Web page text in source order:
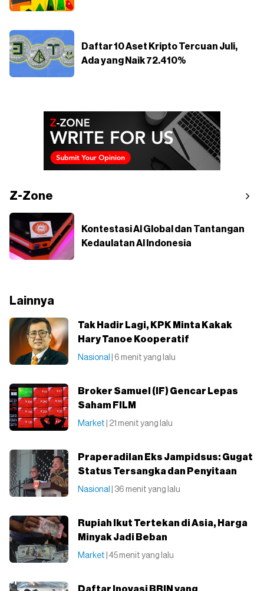
Daftar 10 Aset Kripto Tercuan Juli,
Ada yang Naik 72.410%
Z-Zone
Kontestasi AI Global dan Tantangan
Kedaulatan AI Indonesia
Lainnya
Tak Hadir Lagi, KPK Minta Kakak
Hary Tanoe Kooperatif
Nasional | 6 menit yang lalu
Broker Samuel (IF) Gencar Lepas
Saham FILM
Market | 21 menit yang lalu
Praperadilan Eks Jampidsus: Gugat
Status Tersangka dan Penyitaan
Nasional | 36 menit yang lalu
Rupiah Ikut Tertekan di Asia, Harga
Minyak Jadi Beban
Market | 45 menit yang lalu